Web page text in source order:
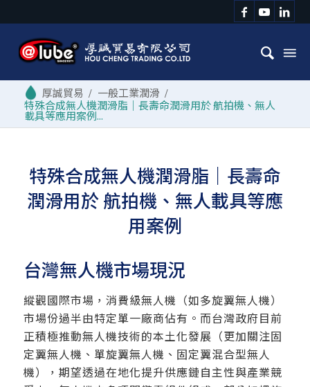
/ 一般工業潤滑 /
特殊合成無人機潤滑脂｜長壽命潤滑用於 航拍機、無人
載具等應用案例...
特殊合成無人機潤滑脂｜長壽命
潤滑用於 航拍機、無人載具等應
用案例
台灣無人機市場現況
縱觀國際市場，消費級無人機（如多旋翼無人機）
市場份過半由特定單一廠商佔有。而台灣政府目前
正積極推動無人機技術的本土化發展（更加關注固
定翼無人機、單旋翼無人機、固定翼混合型無人
機），期望透過在地化提升供應鏈自主性與產業競